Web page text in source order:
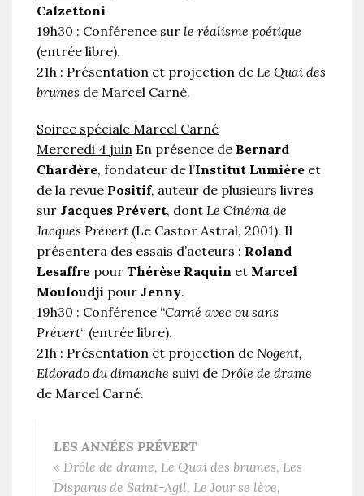
Calzettoni
19h30 : Conférence sur le réalisme poétique
(entrée libre).
21h : Présentation et projection de Le Quai des
brumes de Marcel Carné.
Soiree spéciale Marcel Carné
Mercredi 4 juin En présence de Bernard
Chardère, fondateur de l’Institut Lumière et
de la revue Positif, auteur de plusieurs livres
sur Jacques Prévert, dont Le Cinéma de
Jacques Prévert (Le Castor Astral, 2001). Il
présentera des essais d’acteurs : Roland
Lesaffre pour Thérèse Raquin et Marcel
Mouloudji pour Jenny.
19h30 : Conférence “Carné avec ou sans
Prévert“ (entrée libre).
21h : Présentation et projection de Nogent,
Eldorado du dimanche suivi de Drôle de drame
de Marcel Carné.
LES ANNÉES PRÉVERT
« Drôle de drame, Le Quai des brumes, Les
Disparus de Saint-Agil, Le Jour se lève,